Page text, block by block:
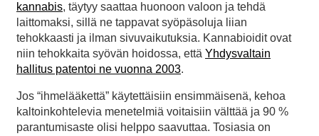
kannabis, täytyy saattaa huonoon valoon ja tehdä
laittomaksi, sillä ne tappavat syöpäsoluja liian
tehokkaasti ja ilman sivuvaikutuksia. Kannabioidit ovat
niin tehokkaita syövän hoidossa, että Yhdysvaltain
hallitus patentoi ne vuonna 2003.
Jos “ihmelääkettä” käytettäisiin ensimmäisenä, kehoa
kaltoinkohtelevia menetelmiä voitaisiin välttää ja 90 %
parantumisaste olisi helppo saavuttaa. Tosiasia on